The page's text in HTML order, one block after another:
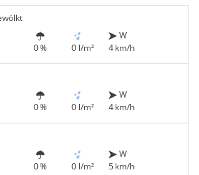
0 % 0 l/m²
W
4 km/h
0 % 0 l/m²
W
4 km/h
0 % 0 l/m²
W
5 km/h